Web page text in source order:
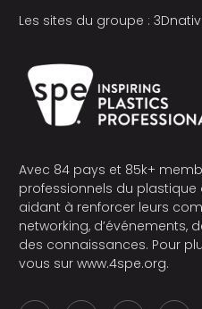
Les sites du groupe :
Avec 84 pays et 85k+
professionnels du
aidant à renforcer leurs
networking,
des connaissances. Pour
vous sur www.4spe.org.